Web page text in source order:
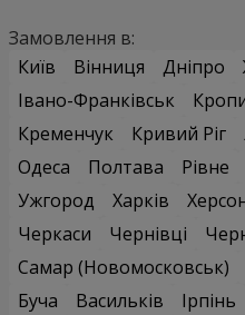
Замовлення в:
Київ
Вінниця Дніпро
Івано-Франківськ
Кременчук
Кривий Ріг
Одеса
Полтава Рівне
Ужгород
Харків
Черкаси
Чернівці
Самар (Новомосковськ)
Буча
Васильків Ірпінь